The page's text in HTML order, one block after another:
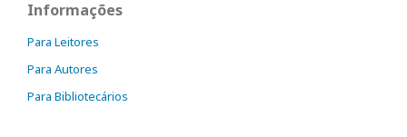
Informações
Para Leitores
Para Autores
Para Bibliotecários